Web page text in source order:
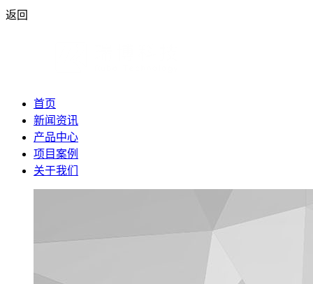
返回
首页
新闻资讯
产品中心
项目案例
关于我们